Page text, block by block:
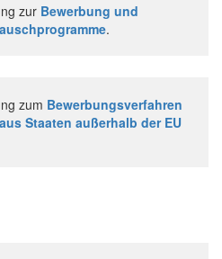
zur Bewerbung und
.
zum Bewerbungsverfahren
Staaten außerhalb der EU